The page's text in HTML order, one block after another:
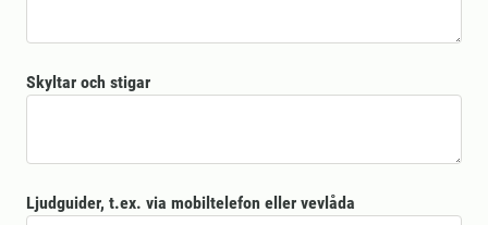
Skyltar och stigar
Ljudguider, t.ex. via mobiltelefon eller vevlåda